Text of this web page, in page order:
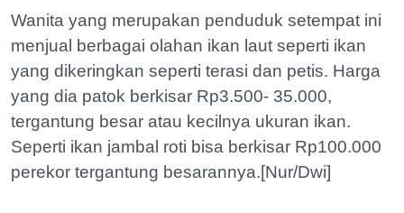
Wanita yang merupakan penduduk setempat ini
menjual berbagai olahan ikan laut seperti ikan
yang dikeringkan seperti terasi dan petis. Harga
yang dia patok berkisar Rp3.500- 35.000,
tergantung besar atau kecilnya ukuran ikan.
Seperti ikan jambal roti bisa berkisar Rp100.000
perekor tergantung besarannya.[Nur/Dwi]